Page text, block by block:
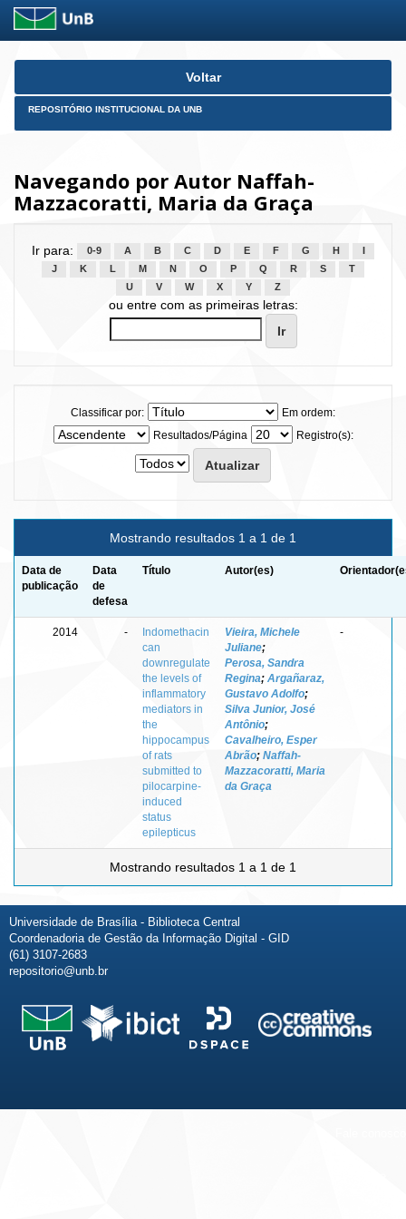
Skip
Voltar
REPOSITÓRIO INSTITUCIONAL DA UNB
Navegando por Autor Naffah-
Mazzacoratti, Maria da Graça
Ir para: 0-9 A B C D E F G H
J
K L M N O P Q R S
T
U
V W X Y Z
ou entre com as primeiras letras:
Classificar por:
Em ordem:
Resultados/Página
Registro(s):
Mostrando resultados 1 a 1 de 1
Data de
publicação
Data
de
defesa
Título Autor(es)
2014 -
Indomethacin
can
downregulate
the levels of
inflammatory
mediators in
the
hippocampus
of rats
submitted to
pilocarpine-
induced
status
epilepticus
Vieira, Michele
Juliane;
Perosa, Sandra
Regina; Argañaraz,
Gustavo Adolfo;
Silva Junior, José
Antônio;
Cavalheiro, Esper
Abrão; Naffah-
Mazzacoratti, Maria
da Graça
-
Mostrando resultados 1 a 1 de 1
Universidade de Brasília - Biblioteca Central
Coordenadoria de Gestão da Informação Digital - GID
(61) 3107-2683
repositorio@unb.br